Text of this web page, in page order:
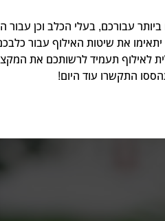
עבורכם, בעלי הכלב וכן
את שיטות האילוף עבור
לאילוף תעמיד לרשותכם את
התקשרו עוד היום!